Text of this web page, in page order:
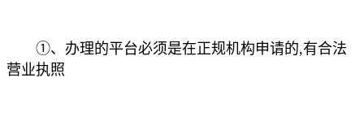
①、办理的平台必须是在正规机构申请的,有合法
营业执照